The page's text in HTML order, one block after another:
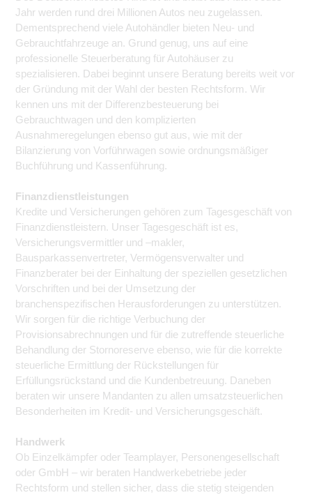
Jahr werden rund drei Millionen Autos neu zugelassen.
Dementsprechend viele Autohändler bieten Neu- und
Gebrauchtfahrzeuge an. Grund genug, uns auf eine
professionelle Steuerberatung für Autohäuser zu
spezialisieren. Dabei beginnt unsere Beratung bereits weit vor
der Gründung mit der Wahl der besten Rechtsform. Wir
kennen uns mit der Differenzbesteuerung bei
Gebrauchtwagen und den komplizierten
Ausnahmeregelungen ebenso gut aus, wie mit der
Bilanzierung von Vorführwagen sowie ordnungsmäßiger
Buchführung und Kassenführung.
Finanzdienstleistungen
Kredite und Versicherungen gehören zum Tagesgeschäft von
Finanzdienstleistern. Unser Tagesgeschäft ist es,
Versicherungsvermittler und –makler,
Bausparkassenvertreter, Vermögensverwalter und
Finanzberater bei der Einhaltung der speziellen gesetzlichen
Vorschriften und bei der Umsetzung der
branchenspezifischen Herausforderungen zu unterstützen.
Wir sorgen für die richtige Verbuchung der
Provisionsabrechnungen und für die zutreffende steuerliche
Behandlung der Stornoreserve ebenso, wie für die korrekte
steuerliche Ermittlung der Rückstellungen für
Erfüllungsrückstand und die Kundenbetreuung. Daneben
beraten wir unsere Mandanten zu allen umsatzsteuerlichen
Besonderheiten im Kredit- und Versicherungsgeschäft.
Handwerk
Ob Einzelkämpfer oder Teamplayer, Personengesellschaft
oder GmbH – wir beraten Handwerkebetriebe jeder
Rechtsform und stellen sicher, dass die stetig steigenden